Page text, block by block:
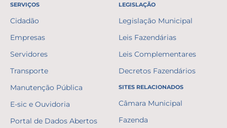
SERVIÇOS
Cidadão
Empresas
Servidores
Transporte
Manutenção Pública
E-sic e Ouvidoria
Portal de Dados Abertos
LEGISLAÇÃO
Legislação Municipal
Leis Fazendárias
Leis Complementares
Decretos Fazendários
SITES RELACIONADOS
Câmara Municipal
Fazenda